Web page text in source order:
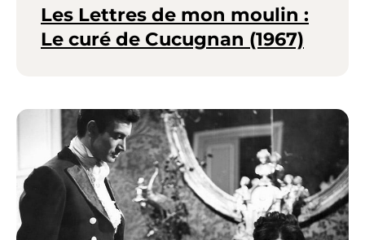
Les Lettres de mon moulin :
Le curé de Cucugnan (1967)